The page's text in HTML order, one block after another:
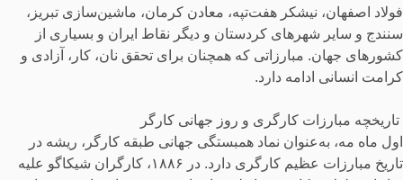
فولاد اصفهان، نیشکر هفت‌تپه، معادن کرمان، ماشین‌سازی تبریز،
سنندج و سایر شهرهای کردستان و دیگر نقاط ایران و بسیاری از
کشورهای جهان. مبارزاتی که همچنان برای تحقق نان، کار، آزادی و
کرامت انسانی ادامه دارد.
تاریخچه مبارزات کارگری و روز جهانی کارگر
اول ماه مه، به‌عنوان نماد همبستگی جهانی طبقه کارگر، ریشه در
تاریخ مبارزات عظیم کارگری دارد. در ۱۸۸۶، کارگران شیکاگو علیه